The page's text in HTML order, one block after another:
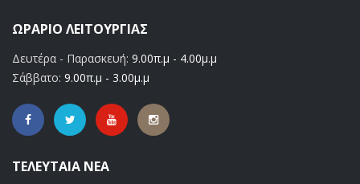
ΩΡΆΡΙΟ ΛΕΙΤΟΥΡΓΊΑΣ
Δευτέρα - Παρασκευή: 9.00π.μ - 4.00μ.μ
Σάββατο: 9.00π.μ - 3.00μ.μ
ΤΕΛΕΥΤΑΊΑ ΝΈΑ